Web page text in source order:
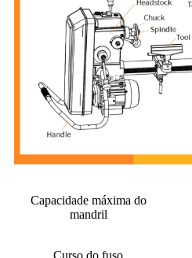
Capacidade máxima do
mandril
Curso do fuso